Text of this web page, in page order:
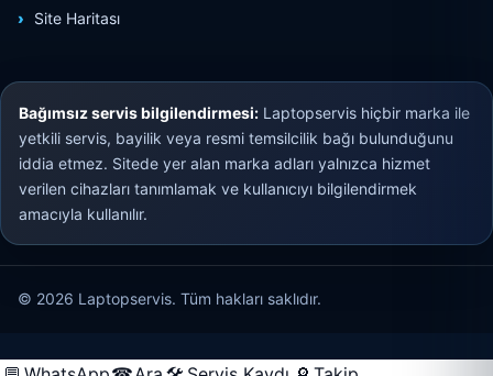
Site Haritası
Bağımsız servis bilgilendirmesi: Laptopservis hiçbir marka ile
yetkili servis, bayilik veya resmi temsilcilik bağı bulunduğunu
iddia etmez. Sitede yer alan marka adları yalnızca hizmet
verilen cihazları tanımlamak ve kullanıcıyı bilgilendirmek
amacıyla kullanılır.
© 2026 Laptopservis. Tüm hakları saklıdır.